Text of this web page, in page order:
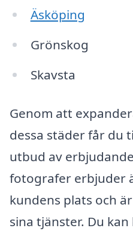
Äsköping
Grönskog
Skavsta
Genom att
dessa städer får du
utbud av
fotografer erbjuder
kundens plats och
sina tjänster. Du